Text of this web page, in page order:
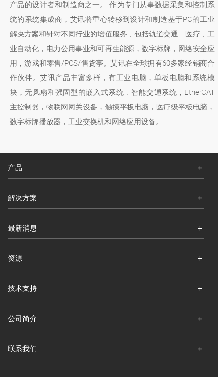
产品的设计者和制造商之一。 作为专门从事数据采集和控制系
统的系统集成商，艾讯将重心转移到设计和制造基于PC的工业
解决方案和针对不同行业的增值服务，包括轨道交通，医疗，工
业自动化，电力公用事业和可再生能源，数字标牌，网络安全应
用，游戏和零售/POS/售货亭。艾讯在全球拥有60多家经销商合
作伙伴。艾讯产品丰富多样，有工业电脑，单板电脑和系统模
块，无风扇和强固型的嵌入式系统，智能交通系统，EtherCAT
主控制器，物联网网关设备，触摸平板电脑，医疗级平板电脑，
数字标牌播放器，工业交换机和网络应用设备。
产品
解决方案
最新消息
资源
技术支持
公司简介
联系我们